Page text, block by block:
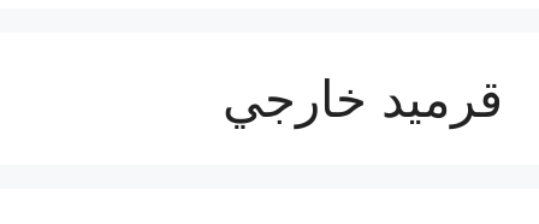
قرميد خارجي